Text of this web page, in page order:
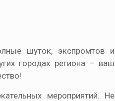
шуток, экспромтов и
городах региона – ваш
мероприятий. Не